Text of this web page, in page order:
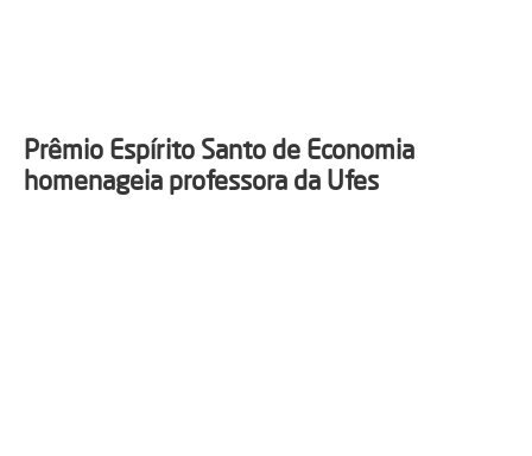
Prêmio Espírito Santo de Economia
homenageia professora da Ufes